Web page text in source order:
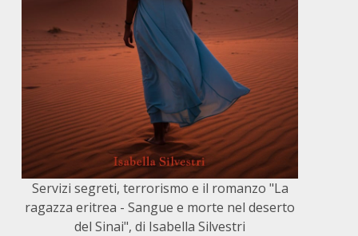
Servizi segreti, terrorismo e il romanzo "La
ragazza eritrea - Sangue e morte nel deserto
del Sinai", di Isabella Silvestri